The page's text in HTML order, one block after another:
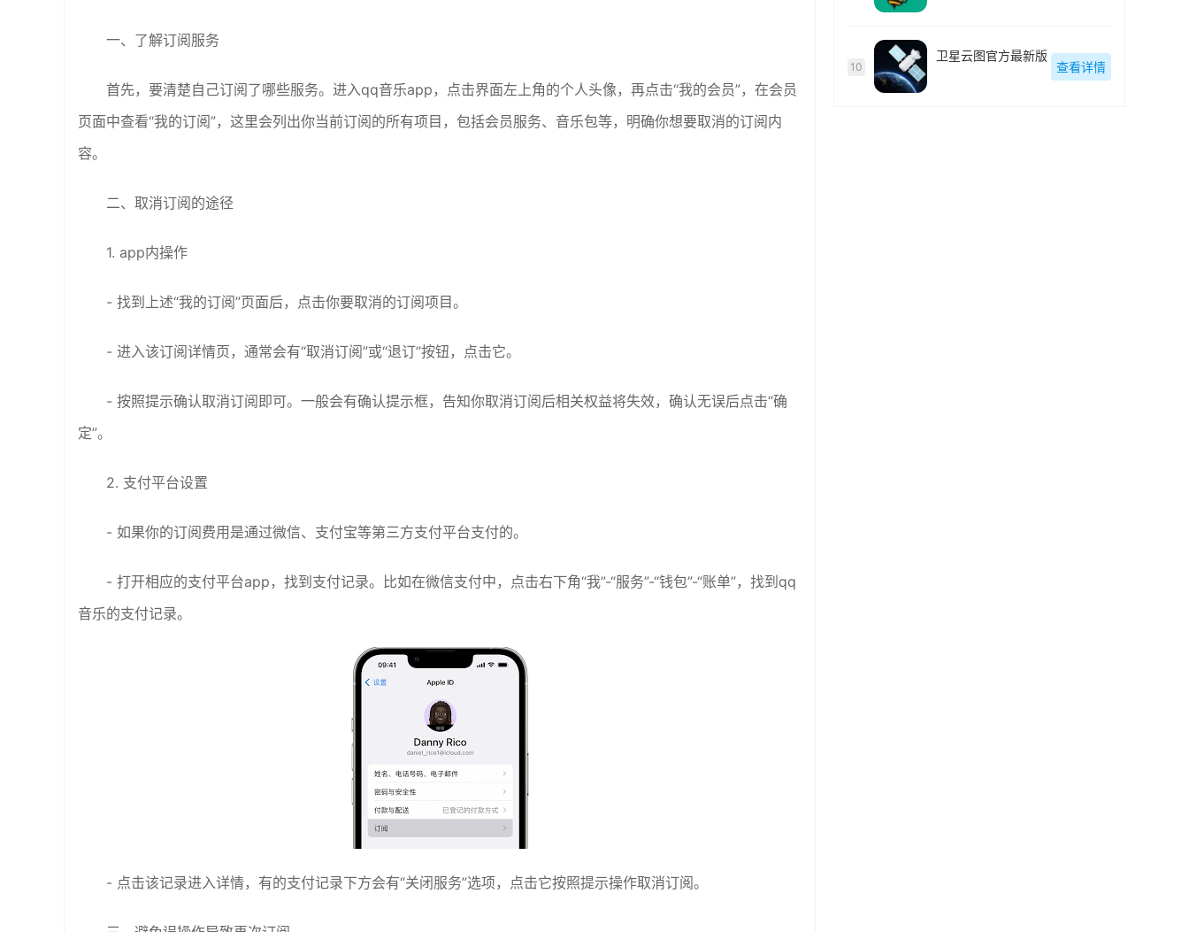
一、了解订阅服务
首先，要清楚自己订阅了哪些服务。进入qq音乐app，点击界面左上角的个人头像，再点击“我的会员”，在会员
页面中查看“我的订阅”，这里会列出你当前订阅的所有项目，包括会员服务、音乐包等，明确你想要取消的订阅内
容。
二、取消订阅的途径
1. app内操作
- 找到上述“我的订阅”页面后，点击你要取消的订阅项目。
- 进入该订阅详情页，通常会有“取消订阅”或“退订”按钮，点击它。
- 按照提示确认取消订阅即可。一般会有确认提示框，告知你取消订阅后相关权益将失效，确认无误后点击“确
定”。
2. 支付平台设置
- 如果你的订阅费用是通过微信、支付宝等第三方支付平台支付的。
- 打开相应的支付平台app，找到支付记录。比如在微信支付中，点击右下角“我”-“服务”-“钱包”-“账单”，找到qq
音乐的支付记录。
- 点击该记录进入详情，有的支付记录下方会有“关闭服务”选项，点击它按照提示操作取消订阅。
10
卫星云图官方最新版
查看详情